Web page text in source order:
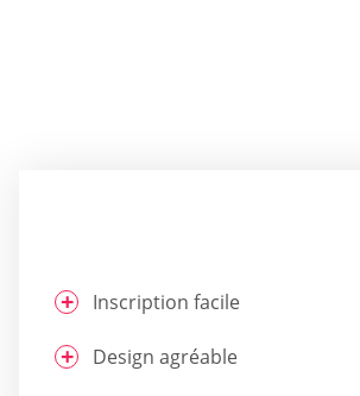
Inscription facile
Design agréable